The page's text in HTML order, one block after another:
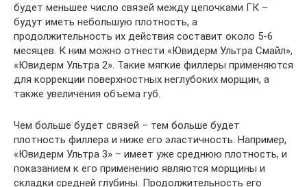
будет меньшее число связей между цепочками ГК –
будут иметь небольшую плотность, а
продолжительность их действия составит около 5-6
месяцев. К ним можно отнести «Ювидерм Ультра Смайл»,
«Ювидерм Ультра 2». Такие мягкие филлеры применяются
для коррекции поверхностных неглубоких морщин, а
также увеличения объема губ.
Чем больше будет связей – тем больше будет
плотность филлера и ниже его эластичность. Например,
«Ювидерм Ультра 3» – имеет уже среднюю плотность, и
показанием к его применению являются морщины и
складки средней глубины. Продолжительность его